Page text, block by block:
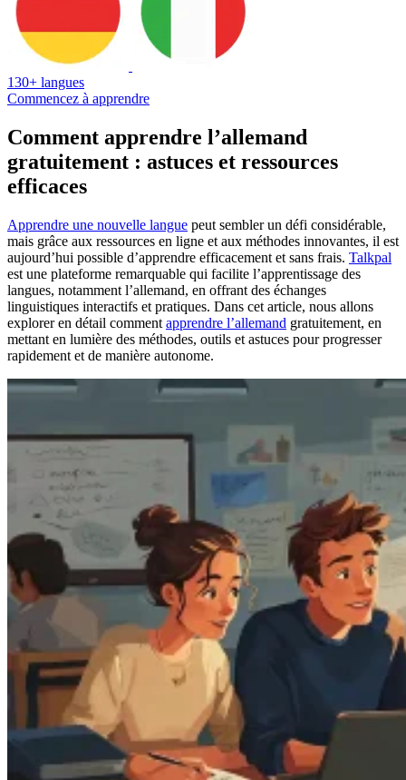
130+ langues
Commencez à apprendre
Comment apprendre l’allemand
gratuitement : astuces et ressources
efficaces
Apprendre une nouvelle langue peut sembler un défi considérable,
mais grâce aux ressources en ligne et aux méthodes innovantes, il est
aujourd’hui possible d’apprendre efficacement et sans frais. Talkpal
est une plateforme remarquable qui facilite l’apprentissage des
langues, notamment l’allemand, en offrant des échanges
linguistiques interactifs et pratiques. Dans cet article, nous allons
explorer en détail comment apprendre l’allemand gratuitement, en
mettant en lumière des méthodes, outils et astuces pour progresser
rapidement et de manière autonome.